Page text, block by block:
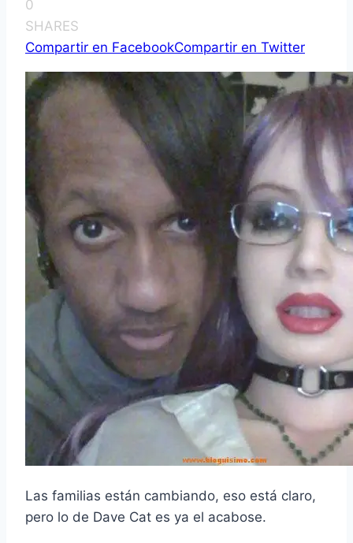
0
SHARES
Compartir en FacebookCompartir en Twitter
Las familias están cambiando, eso está claro,
pero lo de Dave Cat es ya el acabose.